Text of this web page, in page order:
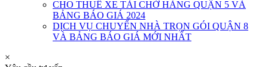
CHO THUÊ XE TẢI CHỞ HÀNG QUẬN 5 VÀ
BẢNG BÁO GIÁ 2024
DỊCH VỤ CHUYỂN NHÀ TRỌN GÓI QUẬN 8
VÀ BẢNG BÁO GIÁ MỚI NHẤT
×